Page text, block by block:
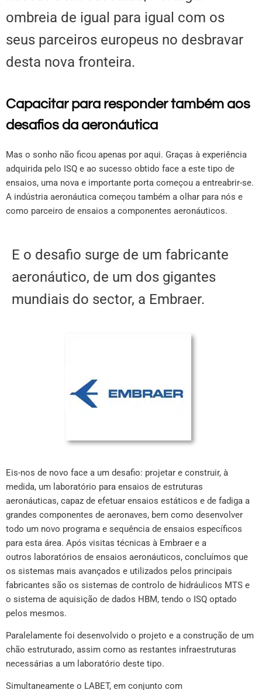
ombreia de igual para igual com os
seus parceiros europeus no desbravar
desta nova fronteira.
Capacitar para responder também aos
desafios da aeronáutica
Mas o sonho não ficou apenas por aqui. Graças à experiência
adquirida pelo ISQ e ao sucesso obtido face a este tipo de
ensaios, uma nova e importante porta começou a entreabrir-se.
A indústria aeronáutica começou também a olhar para nós e
como parceiro de ensaios a componentes aeronáuticos.
E o desafio surge de um fabricante
aeronáutico, de um dos gigantes
mundiais do sector, a Embraer.
Eis-nos de novo face a um desafio: projetar e construir, à
medida, um laboratório para ensaios de estruturas
aeronáuticas, capaz de efetuar ensaios estáticos e de fadiga a
grandes componentes de aeronaves, bem como desenvolver
todo um novo programa e sequência de ensaios específicos
para esta área. Após visitas técnicas à Embraer e a
outros laboratórios de ensaios aeronáuticos, concluímos que
os sistemas mais avançados e utilizados pelos principais
fabricantes são os sistemas de controlo de hidráulicos MTS e
o sistema de aquisição de dados HBM, tendo o ISQ optado
pelos mesmos.
Paralelamente foi desenvolvido o projeto e a construção de um
chão estruturado, assim como as restantes infraestruturas
necessárias a um laboratório deste tipo.
Simultaneamente o LABET, em conjunto com